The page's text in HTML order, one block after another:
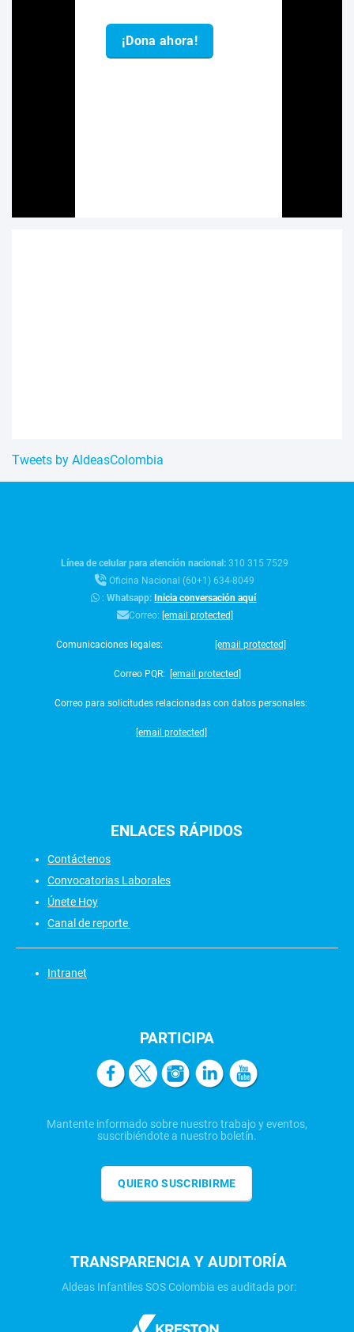
Tweets by AldeasColombia
Línea de celular para atención nacional:310 315 7529
Oficina Nacional (60+1) 634-8049
:Whatsapp: Inicia conversación aquí
Correo: [email protected]
Comunicaciones legales: [email protected]
Correo PQR: [email protected]
Correo para solicitudes relacionadas con datos personales:
[email protected]
ENLACES RÁPIDOS
Contáctenos
Convocatorias Laborales
Únete Hoy
Canal de reporte
Intranet
PARTICIPA
Mantente informado sobre nuestro trabajo y eventos,
suscribiéndote a nuestro boletín.
QUIERO SUSCRIBIRME
TRANSPARENCIA Y AUDITORÍA
Aldeas Infantiles SOS Colombia es auditada por: